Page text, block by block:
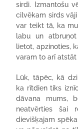
sirdi. Izmantošu
cilvēkam sirds
var teikt tā, ka
labu un
lietot, apzinoties,
varam to arī atstāt
Lūk, tāpēc, kā
ka rītdien tiks
dāvana mums,
neatvērties šai
dievišķajam